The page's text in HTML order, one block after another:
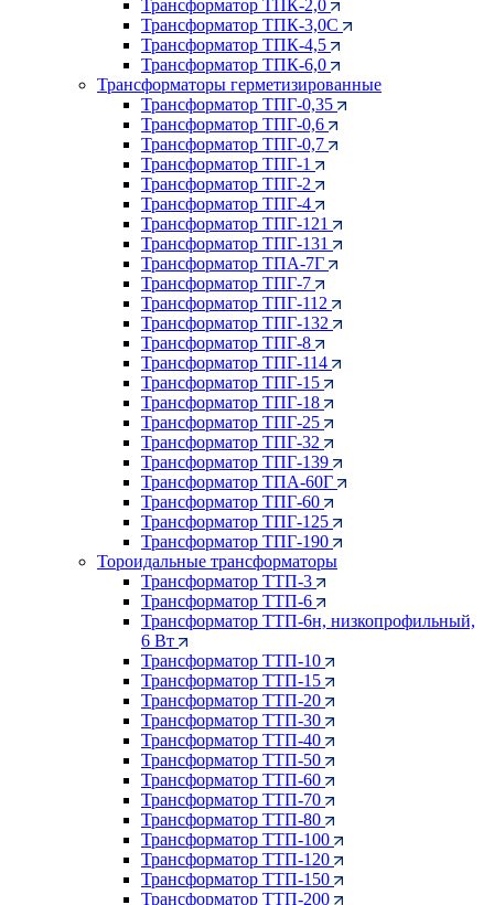
Трансформатор ТПК-2,0
Трансформатор ТПК-3,0С
Трансформатор ТПК-4,5
Трансформатор ТПК-6,0
Трансформаторы герметизированные
Трансформатор ТПГ-0,35
Трансформатор ТПГ-0,6
Трансформатор ТПГ-0,7
Трансформатор ТПГ-1
Трансформатор ТПГ-2
Трансформатор ТПГ-4
Трансформатор ТПГ-121
Трансформатор ТПГ-131
Трансформатор ТПА-7Г
Трансформатор ТПГ-7
Трансформатор ТПГ-112
Трансформатор ТПГ-132
Трансформатор ТПГ-8
Трансформатор ТПГ-114
Трансформатор ТПГ-15
Трансформатор ТПГ-18
Трансформатор ТПГ-25
Трансформатор ТПГ-32
Трансформатор ТПГ-139
Трансформатор ТПА-60Г
Трансформатор ТПГ-60
Трансформатор ТПГ-125
Трансформатор ТПГ-190
Тороидальные трансформаторы
Трансформатор ТТП-3
Трансформатор ТТП-6
Трансформатор ТТП-6н, низкопрофильный,
6 Вт
Трансформатор ТТП-10
Трансформатор ТТП-15
Трансформатор ТТП-20
Трансформатор ТТП-30
Трансформатор ТТП-40
Трансформатор ТТП-50
Трансформатор ТТП-60
Трансформатор ТТП-70
Трансформатор ТТП-80
Трансформатор ТТП-100
Трансформатор ТТП-120
Трансформатор ТТП-150
Трансформатор ТТП-200